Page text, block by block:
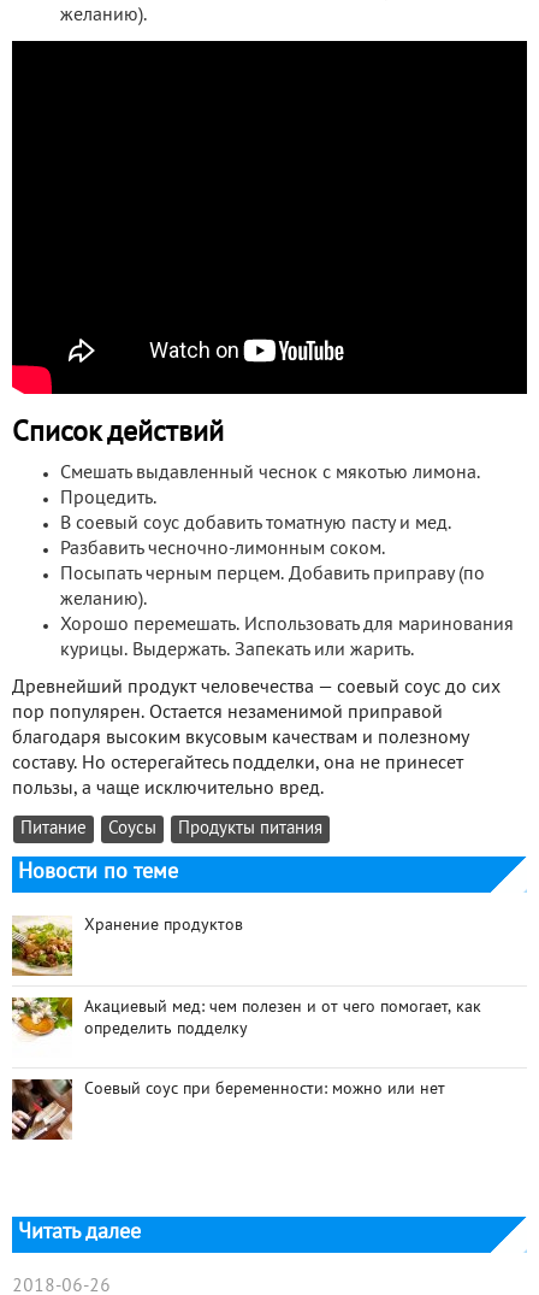
желанию).
Список действий
Смешать выдавленный чеснок с мякотью лимона.
Процедить.
В соевый соус добавить томатную пасту и мед.
Разбавить чесночно-лимонным соком.
Посыпать черным перцем. Добавить приправу (по
желанию).
Хорошо перемешать. Использовать для маринования
курицы. Выдержать. Запекать или жарить.
Древнейший продукт человечества — соевый соус до сих
пор популярен. Остается незаменимой приправой
благодаря высоким вкусовым качествам и полезному
составу. Но остерегайтесь подделки, она не принесет
пользы, а чаще исключительно вред.
Питание Соусы Продукты питания
Новости по теме
Хранение продуктов
Акациевый мед: чем полезен и от чего помогает, как
определить подделку
Соевый соус при беременности: можно или нет
Читать далее
2018-06-26